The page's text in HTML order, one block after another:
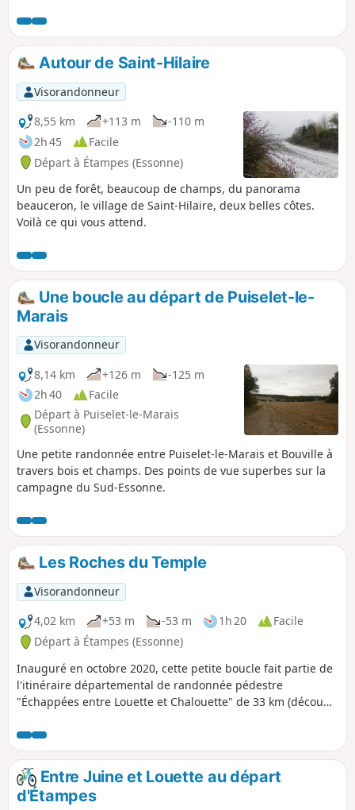
Juine et le Juineteau.
Autour de Saint-Hilaire
Visorandonneur
8,55 km
+113 m
-110 m
2h 45
Facile
Départ à Étampes (Essonne)
Un peu de forêt, beaucoup de champs, du panorama
beauceron, le village de Saint-Hilaire, deux belles côtes.
Voilà ce qui vous attend.
Une boucle au départ de Puiselet-le-
Marais
Visorandonneur
8,14 km
+126 m
-125 m
2h 40
Facile
Départ à Puiselet-le-Marais
(Essonne)
Une petite randonnée entre Puiselet-le-Marais et Bouville à
travers bois et champs. Des points de vue superbes sur la
campagne du Sud-Essonne.
Les Roches du Temple
Visorandonneur
4,02 km
+53 m -53 m 1h 20
Facile
Départ à Étampes (Essonne)
Inauguré en octobre 2020, cette petite boucle fait partie de
l'itinéraire départemental de randonnée pédestre
"Échappées entre Louette et Chalouette" de 33 km (découpé
calcaires mais aussi des zones humides. Une diversité de
milieux naturels s’offre aux promeneurs et randonneurs.
Entre Juine et Louette au départ
d'Étampes